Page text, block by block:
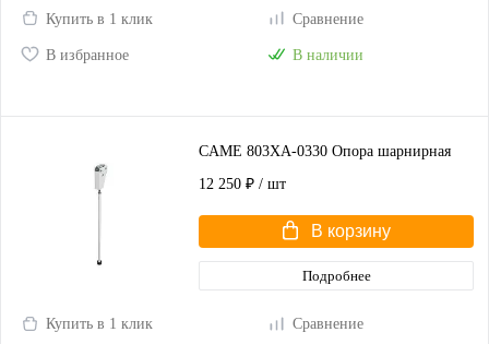
Купить в 1 клик Сравнение
В избранное В наличии
CAME 803XA-0330 Опора шарнирная
12 250 ₽ / шт
В корзину
Подробнее
Купить в 1 клик Сравнение